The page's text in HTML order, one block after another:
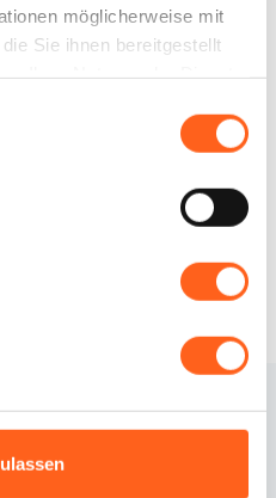
möglicherweise mit
Sie ihnen bereitgestellt